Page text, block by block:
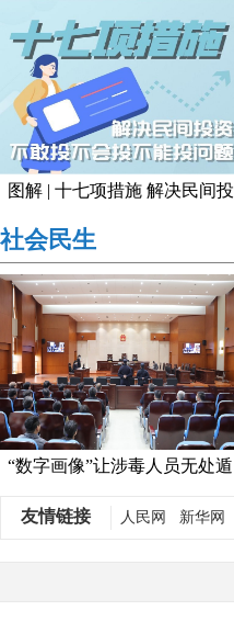
图解 | 十七项措施 解决民间投
社会民生
“数字画像”让涉毒人员无处遁
友情链接 人民网 新华网